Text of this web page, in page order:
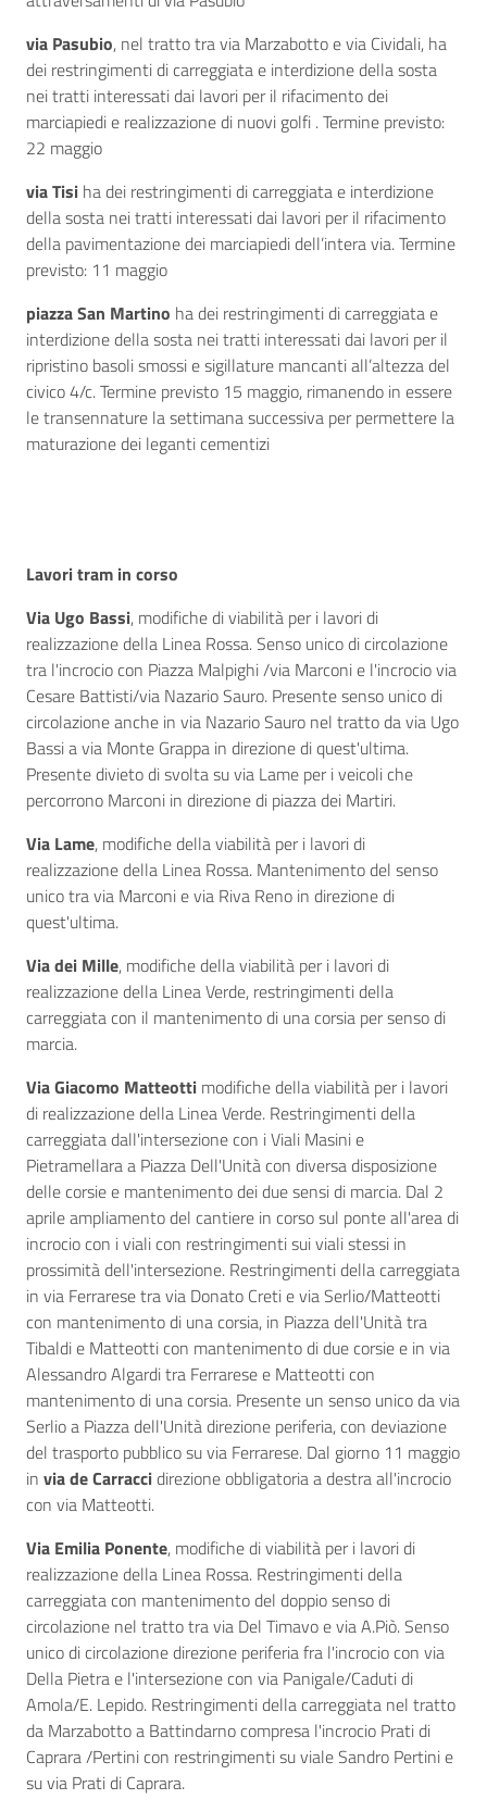
via Pasubio, nel tratto tra via Marzabotto e via Cividali, ha
dei restringimenti di carreggiata e interdizione della sosta
nei tratti interessati dai lavori per il rifacimento dei
marciapiedi e realizzazione di nuovi golfi . Termine previsto:
22 maggio
via Tisi ha dei restringimenti di carreggiata e interdizione
della sosta nei tratti interessati dai lavori per il rifacimento
della pavimentazione dei marciapiedi dell’intera via. Termine
previsto: 11 maggio
piazza San Martino ha dei restringimenti di carreggiata e
interdizione della sosta nei tratti interessati dai lavori per il
ripristino basoli smossi e sigillature mancanti all’altezza del
civico 4/c. Termine previsto 15 maggio, rimanendo in essere
le transennature la settimana successiva per permettere la
maturazione dei leganti cementizi
Lavori tram in corso
Via Ugo Bassi, modifiche di viabilità per i lavori di
realizzazione della Linea Rossa. Senso unico di circolazione
tra l'incrocio con Piazza Malpighi /via Marconi e l'incrocio via
Cesare Battisti/via Nazario Sauro. Presente senso unicodi
circolazione anche in via Nazario Sauro nel tratto da via Ugo
Bassi a via Monte Grappa in direzione di quest'ultima.
Presente divieto di svolta su via Lame per i veicoli che
percorrono Marconi in direzione di piazza dei Martiri.
Via Lame, modifiche della viabilità per i lavori di
realizzazione della Linea Rossa. Mantenimento del senso
unico tra via Marconi e via Riva Reno in direzione di
quest'ultima.
Via dei Mille, modifiche della viabilità per i lavori di
realizzazione della Linea Verde, restringimenti della
carreggiata con il mantenimento di una corsia per senso di
marcia.
Via Giacomo Matteotti modifiche della viabilità per i lavori
di realizzazione della Linea Verde. Restringimenti della
carreggiata dall'intersezione con i Viali Masini e
Pietramellara a Piazza Dell'Unità con diversa disposizione
delle corsie e mantenimento dei due sensi di marcia. Dal 2
aprile ampliamento del cantiere in corso sul ponte all'area di
incrocio con i viali con restringimenti sui viali stessi in
prossimità dell'intersezione. Restringimenti della carreggiata
in via Ferrarese tra via Donato Creti e via Serlio/Matteotti
con mantenimento di una corsia, in Piazza dell'Unità tra
Tibaldi e Matteotti con mantenimento di due corsie e in via
Alessandro Algardi tra Ferrarese e Matteotti con
mantenimento di una corsia. Presente un senso unico da via
Serlio a Piazza dell'Unità direzione periferia, con deviazione
del trasporto pubblico su via Ferrarese. Dal giorno 11 maggio
in via de Carraccidirezione obbligatoria a destra all'incrocio
con via Matteotti.
Via Emilia Ponente, modifiche di viabilità per i lavori di
realizzazione della Linea Rossa. Restringimenti della
carreggiata con mantenimento del doppio senso di
circolazione nel tratto tra via Del Timavo e via A.Piò. Senso
unico di circolazione direzione periferia fra l'incrocio con via
Della Pietra e l'intersezione con via Panigale/Caduti di
Amola/E. Lepido. Restringimenti della carreggiata nel tratto
da Marzabotto a Battindarno compresa l'incrocio Prati di
Caprara /Pertini con restringimenti su viale Sandro Pertini e
su via Prati di Caprara.